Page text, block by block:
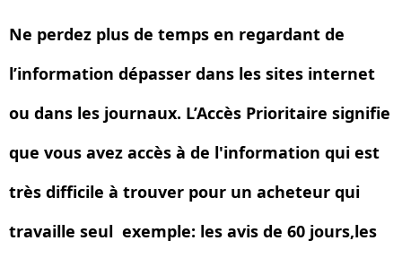
Ne perdez plus de temps en regardant de
l’information dépasser dans les sites internet
ou dans les journaux. L’Accès Prioritaire signifie
que vous avez accès à de l'information qui est
très difficile à trouver pour un acheteur qui
travaille seul exemple: les avis de 60 jours,les